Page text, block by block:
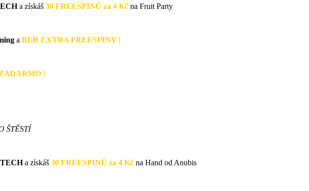
a získáš 30 FREESPINŮ za 4 Kč na Fruit Party
a BER EXTRA FREESPINY !
!
ŠTĚSTÍ
a získáš 30 FREESPINŮ za 4 Kč na Hand od Anubis